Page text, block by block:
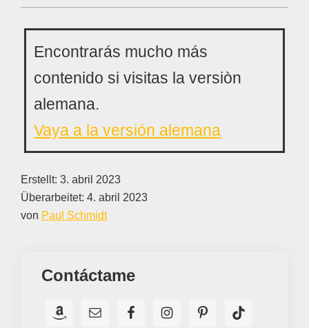
Encontrarás mucho más
contenido si visitas la versiòn
alemana.
Vaya a la versión alemana
Erstellt: 3. abril 2023
Überarbeitet: 4. abril 2023
von Paul Schmidt
Contáctame